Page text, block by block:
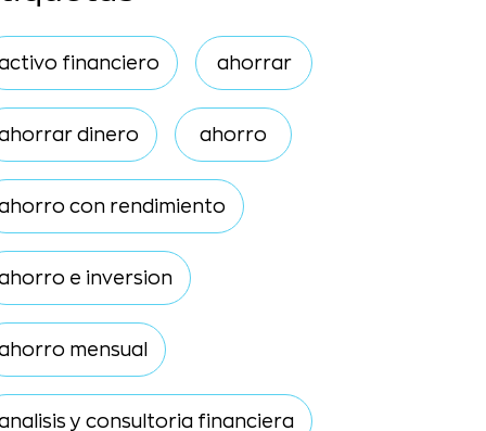
financiero ahorrar
dinero ahorro
con rendimiento
e inversion
mensual
y consultoria financiera